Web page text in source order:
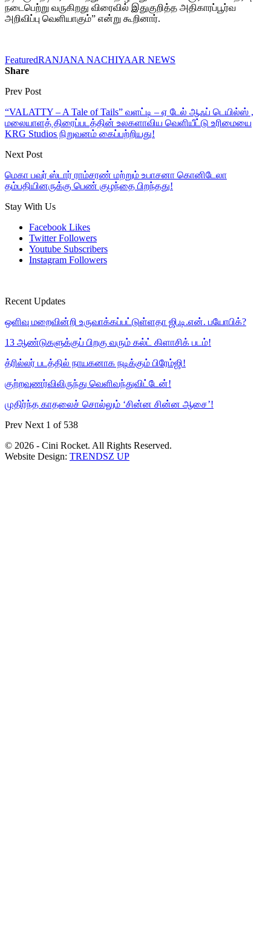
நடைபெற்று வருகிறது விரைவில் இதுகுறித்த அதிகாரப்பூர்வ
அறிவிப்பு வெளியாகும்” என்று கூறினார்.
FeaturedRANJANA NACHIYAAR NEWS
Share
Prev Post
“VALATTY – A Tale of Tails” வளட்டி – ஏ டேல் ஆஃப் டெயில்ஸ் ,
மலையாளத் திரைப்படத்தின் உலகளாவிய வெளியீட்டு உரிமையை
KRG Studios நிறுவனம் கைப்பற்றியது!
Next Post
மெகா பவர் ஸ்டார் ராம்சரண் மற்றும் உபாசனா கொனிடேலா
தம்பதியினருக்கு பெண் குழந்தை பிறந்தது!
Stay With Us
Facebook Likes
Twitter Followers
Youtube Subscribers
Instagram Followers
Recent Updates
ஒளிவு மறைவின்றி உருவாக்கப்பட்டுள்ளதா ஜி.டி.என். பயோபிக்?
13 ஆண்டுகளுக்குப் பிறகு வரும் கல்ட் கிளாசிக் படம்!
த்ரில்லர் படத்தில் நாயகனாக நடிக்கும் பிரேம்ஜி!
குற்றவுணர்விலிருந்து வெளிவந்துவிட்டேன்!
முதிர்ந்த காதலைச் சொல்லும் ‘சின்ன சின்ன ஆசை’!
Prev Next 1 of 538
© 2026 - Cini Rocket. All Rights Reserved.
Website Design: TRENDSZ UP